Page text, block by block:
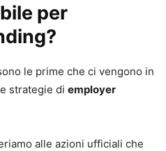
per
le prime che ci vengono in
strategie di employer
alle azioni ufficiali che